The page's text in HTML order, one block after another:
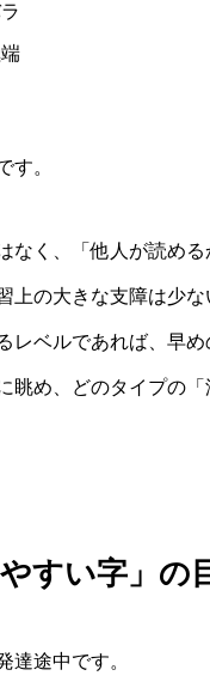
す。
く、「他人が読め
の大きな支障は少な
ベルであれば、早め
眺め、どのタイプの
すい字」の
達途中です。